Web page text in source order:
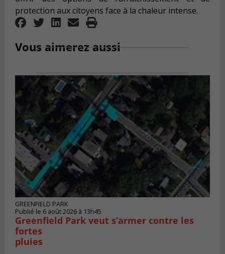
protection aux citoyens face à la chaleur intense.
Vous aimerez aussi
GREENFIELD PARK
Publié le 6 août 2026 à 13h45
Greenfield Park veut s’armer contre les
fortes
pluies